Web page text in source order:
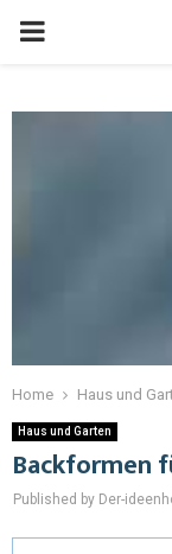
Home Haus und
Haus und Garten
Backformen
Published by Der-